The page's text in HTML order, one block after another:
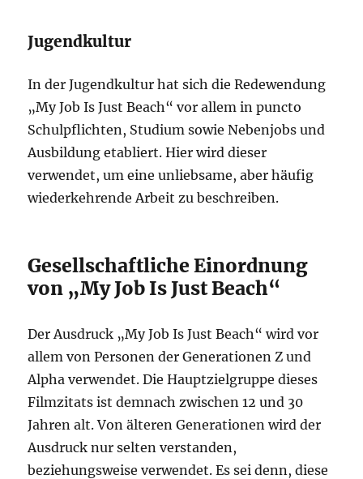
Jugendkultur
In der Jugendkultur hat sich die Redewendung
„My Job Is Just Beach“ vor allem in puncto
Schulpflichten, Studium sowie Nebenjobs und
Ausbildung etabliert. Hier wird dieser
verwendet, um eine unliebsame, aber häufig
wiederkehrende Arbeit zu beschreiben.
Gesellschaftliche Einordnung
von „My Job Is Just Beach“
Der Ausdruck „My Job Is Just Beach“ wird vor
allem von Personen der Generationen Z und
Alpha verwendet. Die Hauptzielgruppe dieses
Filmzitats ist demnach zwischen 12 und 30
Jahren alt. Von älteren Generationen wird der
Ausdruck nur selten verstanden,
beziehungsweise verwendet. Es sei denn, diese